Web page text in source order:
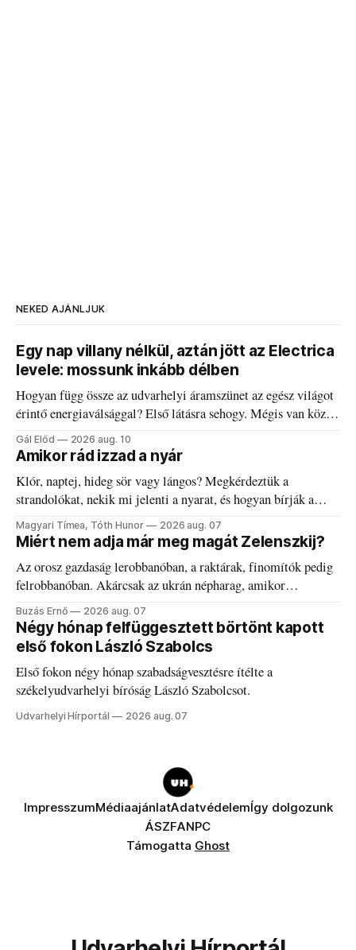
NEKED AJÁNLJUK
Egy nap villany nélkül, aztán jött az Electrica
levele: mossunk inkább délben
Hogyan függ össze az udvarhelyi áramszünet az egész világot
érintő energiaválsággal? Első látásra sehogy. Mégis van közük
egymáshoz.
Gál Előd 2026 aug. 10
Amikor rád izzad a nyár
Klór, naptej, hideg sör vagy lángos? Megkérdeztük a
strandolókat, nekik mi jelenti a nyarat, és hogyan bírják a
kánikulát.
Magyari Tímea, Tóth Hunor 2026 aug. 07
Miért nem adja már meg magát Zelenszkij?
Az orosz gazdaság lerobbanóban, a raktárak, finomítók pedig
felrobbanóban. Akárcsak az ukrán népharag, amikor
elégedetlen vezetőivel.
Buzás Ernő 2026 aug. 07
Négy hónap felfüggesztett börtönt kapott
első fokon László Szabolcs
Első fokon négy hónap szabadságvesztésre ítélte a
székelyudvarhelyi bíróság László Szabolcsot.
Udvarhelyi Hírportál 2026 aug. 07
ImpresszumMédiaajánlatAdatvédelemÍgy dolgozunk
ÁSZFANPC
Támogatta Ghost